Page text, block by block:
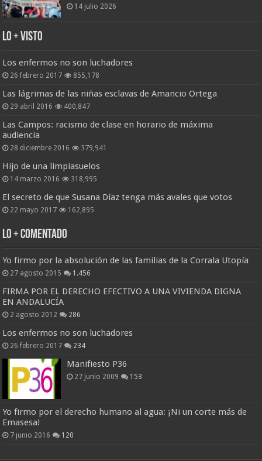
14 julio 2026
Lo + Visto
Los enfermos no son luchadores
26 febrero 2017 855,178
Las lágrimas de las niñas esclavas de Amancio Ortega
29 abril 2016 400,847
Las Campos: racismo de clase en horario de máxima
audiencia
28 diciembre 2016 379,941
Hijo de una limpiasuelos
14 marzo 2016 318,995
El secreto de que Susana Díaz tenga más avales que votos
22 mayo 2017 162,895
Lo + Comentado
Yo firmo por la absolución de las familias de la Corrala Utopía
27 agosto 2015 1.456
FIRMA POR EL DERECHO EFECTIVO A UNA VIVIENDA DIGNA
EN ANDALUCÍA
2 agosto 2012 286
Los enfermos no son luchadores
26 febrero 2017 234
Manifiesto P36
27 junio 2009 153
Yo firmo por el derecho humano al agua: ¡Ni un corte más de
Emasesa!
7 junio 2016 120